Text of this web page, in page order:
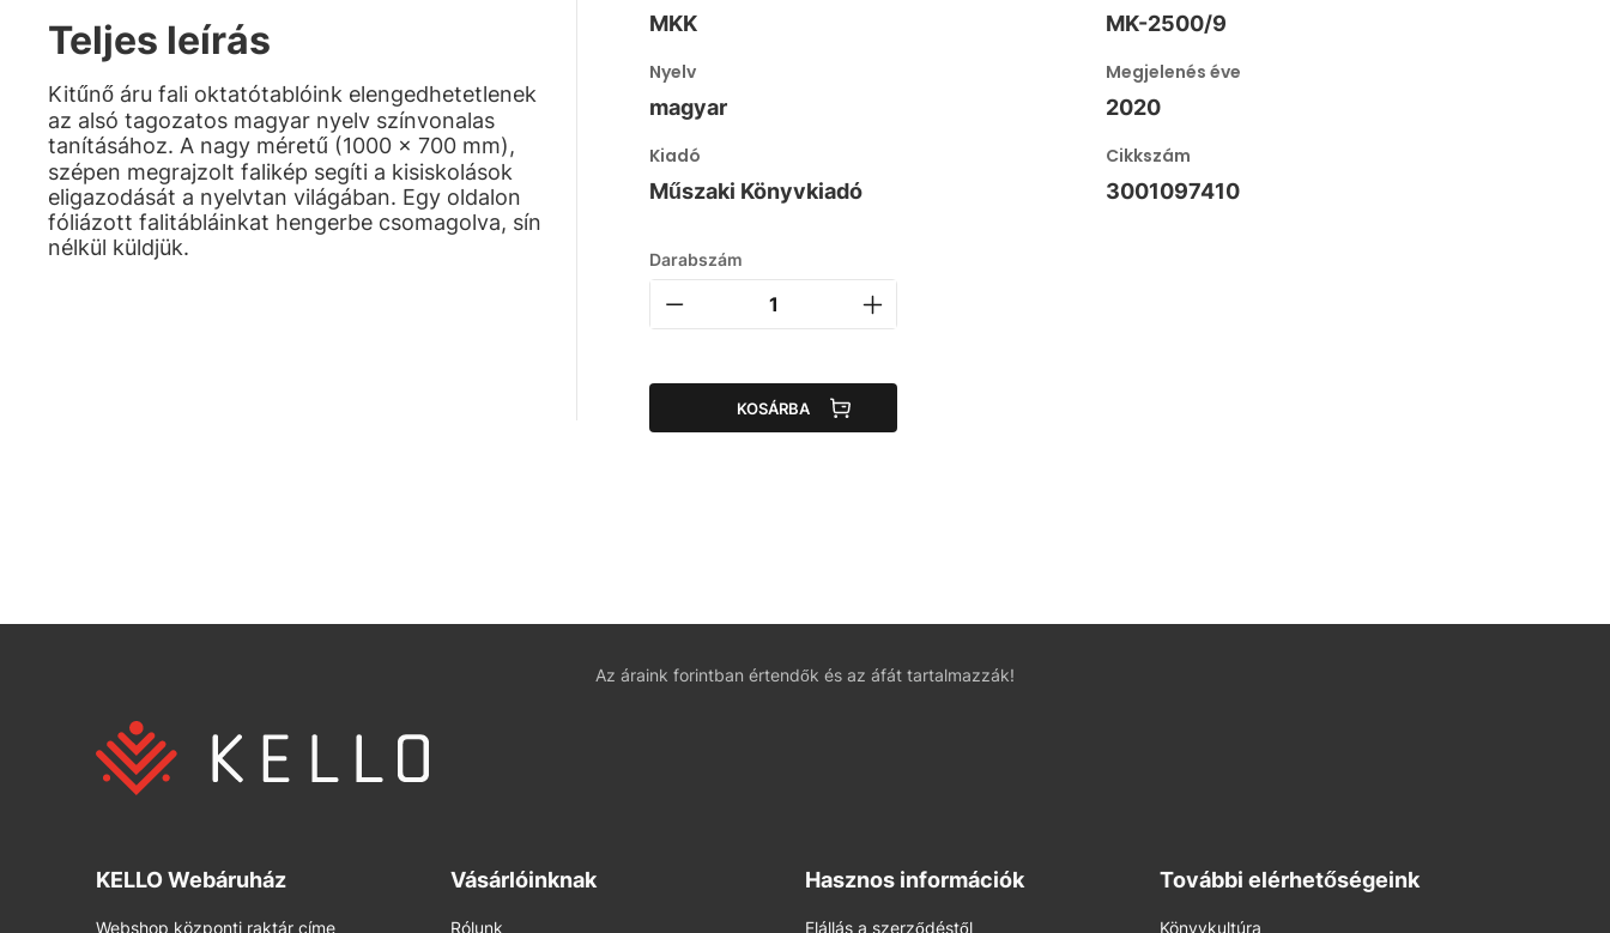
Teljes leírás
Kitűnő áru fali oktatótablóink elengedhetetlenek
az alsó tagozatos magyar nyelv színvonalas
tanításához. A nagy méretű (1000 x 700 mm),
szépen megrajzolt falikép segíti a kisiskolások
eligazodását a nyelvtan világában. Egy oldalon
fóliázott falitábláinkat hengerbe csomagolva, sín
nélkül küldjük.
MKK MK-2500/9
Nyelv
magyar
Megjelenés éve
2020
Kiadó
Műszaki Könyvkiadó
Cikkszám
3001097410
Darabszám
KOSÁRBA
Az áraink forintban értendők és az áfát tartalmazzák!
KELLO Webáruház
Webshop központi raktár címe
Vásárlóinknak
Rólunk
Hasznos információk
Elállás a szerződéstől
További elérhetőségeink
Könyvkultúra